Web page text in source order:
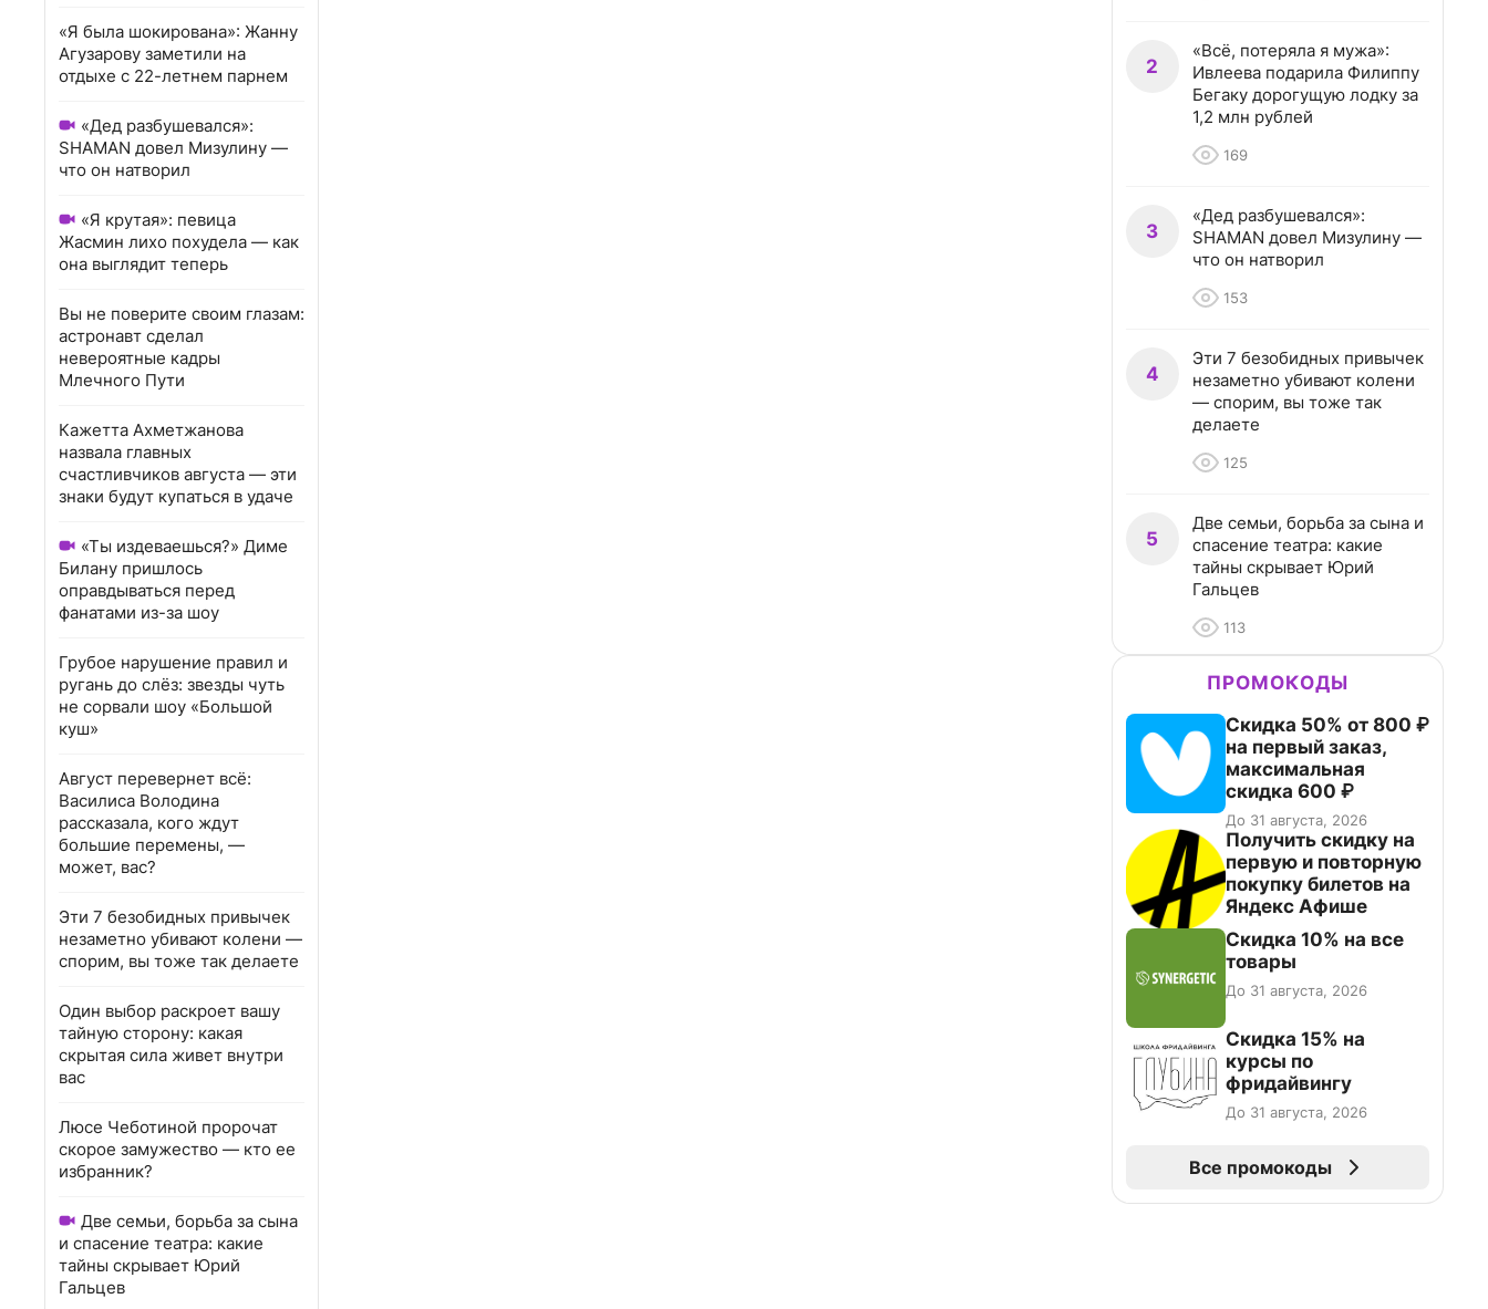
«Я была шокирована»: Жанну
Агузарову заметили на
отдыхе с 22-летнем парнем
«Дед разбушевался»:
SHAMAN довел Мизулину —
что он натворил
«Я крутая»: певица
Жасмин лихо похудела — как
она выглядит теперь
Вы не поверите своим глазам:
астронавт сделал
невероятные кадры
Млечного Пути
Кажетта Ахметжанова
назвала главных
счастливчиков августа — эти
знаки будут купаться в удаче
«Ты издеваешься?» Диме
Билану пришлось
оправдываться перед
фанатами из-за шоу
Грубое нарушение правил и
ругань до слёз: звезды чуть
не сорвали шоу «Большой
куш»
Август перевернет всё:
Василиса Володина
рассказала, кого ждут
большие перемены, —
может, вас?
Эти 7 безобидных привычек
незаметно убивают колени —
спорим, вы тоже так делаете
Один выбор раскроет вашу
тайную сторону: какая
скрытая сила живет внутри
вас
Люсе Чеботиной пророчат
скорое замужество — кто ее
избранник?
Две семьи, борьба за сына
и спасение театра: какие
тайны скрывает Юрий
Гальцев
2
«Всё, потеряла я мужа»:
Ивлеева подарила Филиппу
Бегаку дорогущую лодку за
1,2 млн рублей
169
3
«Дед разбушевался»:
SHAMAN довел Мизулину —
что он натворил
153
4
Эти 7 безобидных привычек
незаметно убивают колени
— спорим, вы тоже так
делаете
125
5
Две семьи, борьба за сына и
спасение театра: какие
тайны скрывает Юрий
Гальцев
113
ПРОМОКОДЫ
Скидка 50% от 800 ₽
на первый заказ,
максимальная
скидка 600 ₽
До 31 августа, 2026
Получить скидку на
первую и повторную
покупку билетов на
Яндекс Афише
Скидка 10% на все
товары
До 31 августа, 2026
Скидка 15% на
курсы по
фридайвингу
До 31 августа, 2026
Все промокоды